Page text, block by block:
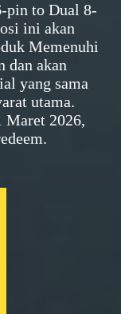
pin to Dual 8-
ini akan
Memenuhi
dan akan
yang sama
utama.
Maret 2026,